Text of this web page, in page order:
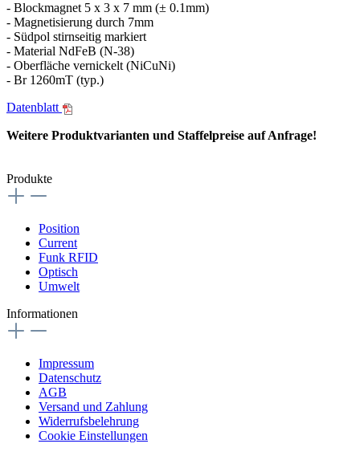
- Blockmagnet 5 x 3 x 7 mm (± 0.1mm)
- Magnetisierung durch 7mm
- Südpol stirnseitig markiert
- Material NdFeB (N-38)
- Oberfläche vernickelt (NiCuNi)
- Br 1260mT (typ.)
Datenblatt
Weitere Produktvarianten und Staffelpreise auf Anfrage!
Produkte
Position
Current
Funk RFID
Optisch
Umwelt
Informationen
Impressum
Datenschutz
AGB
Versand und Zahlung
Widerrufsbelehrung
Cookie Einstellungen